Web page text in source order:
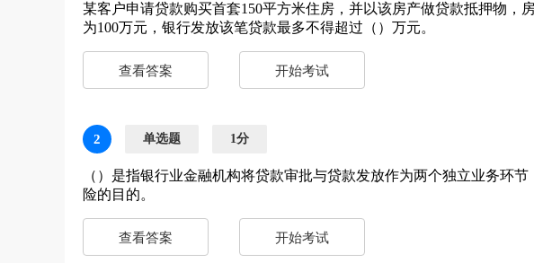
某客户申请贷款购买首套150平方米住房，并以该房产做贷款抵押物，
为100万元，银行发放该笔贷款最多不得超过（）万元。
查看答案 开始考试
2 单选题 1分
（）是指银行业金融机构将贷款审批与贷款发放作为两个独立业务环
险的目的。
查看答案 开始考试